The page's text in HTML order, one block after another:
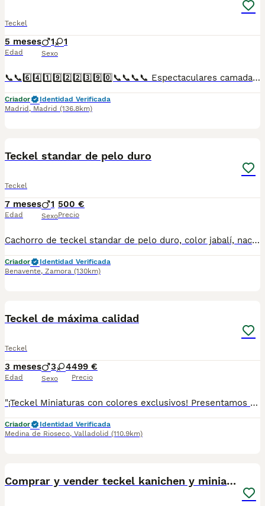
Teckel
5 meses
Edad
1 1
Sexo
📞📞6️⃣4️⃣1️⃣9️⃣2️⃣2️⃣3️⃣9️⃣0️⃣📞📞📞📞 Espectaculares camadas de perritos de Teckel miniatura y kanichen descendientes de las mejores líneas de sangre. Disponibles tanto hembras como machos. Las camadas están bajo supervisión veterinaria desde su nacimiento hasta que son entregadas a su nueva familia. Criados por un equipo de profesionales y mejores personas que, con más de 20 años de experiencia , cuidan a los animales por vocación, aplicando una cría ética y responsable para que cada cachorro se desarrolle con la mejor salud y con un buen temperamento. Todos los cachorritos se entregan con unos dos meses y medio de edad y sus vacunas correspondientes, desparasitados interna y externamente, con certificado de salud, y garantía tanto por enfermedad vírica como congénito genética. Posibilidad de entregar en toda España mediante transporte propio preparado para animales y con chofer privado. Los precios pueden variar según las características y morfología de cada cachorro. Añádenos al whats app o llámanos, y encantados atenderemos todas tus dudas y consultas. Teléfono / Whats app: 641 92 23 90
Criador
Identidad Verificada
Madrid , Madrid (136.8km)
Teckel standar de pelo duro
Teckel
7 meses
Edad
1
Sexo
500 €
Precio
Cachorro de teckel standar de pelo duro, color jabalí, nacido el día 1 de enero. Excelente morfología y carácter, criados en un ambiente muy familiar. Para más información por privado o al 628268482
Criador
Identidad Verificada
Benavente, Zamora (130km)
Teckel de máxima calidad
Teckel
3 meses
Edad
3 4
Sexo
499 €
Precio
"¡Teckel Miniaturas con colores exclusivos! Presentamos a nuestros Teckel en versión mini, con tonos únicos y elegantes que no encontrarás en otro lugar. De máxima calidad, su porte es inconfundible y su carácter, encantador. ¡Hazte con uno de estos ejemplares exclusivos y vive la experiencia Teckel Miniatura!" Precios y fotos reales Precios en las fotos LOS ARLEQUINES SON A 700E
Criador
Identidad Verificada
Medina de Rioseco, Valladolid (110.9km)
Comprar y vender teckel kanichen y miniatura